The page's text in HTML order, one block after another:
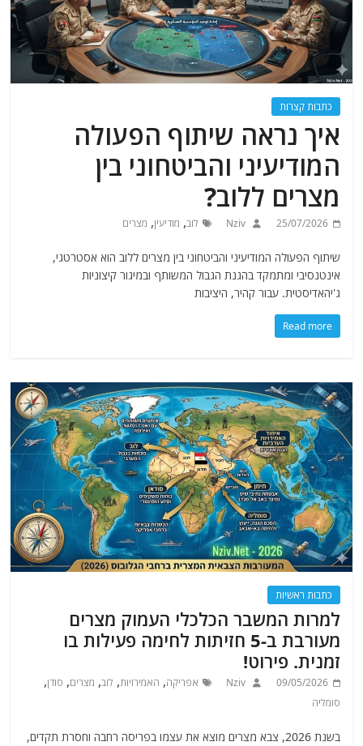
כתבות קצרות
איך נראה שיתוף הפעולה
המודיעיני והביטחוני בין
מצרים ללוב?
25/07/2026
Nziv לוב, מודיעין, מצרים
שיתוף הפעולה המודיעיני והביטחוני בין מצרים ללוב הוא אסטרטגי,
אינטנסיבי ומתמקד בהגנת הגבול המשותף ובמיגור קיצוניות
ג'יהאדיסטית. עבור קהיר, היציבות
Read more
כתבות ראשיות
למרות המשבר הכלכלי העמוק מצרים
מעורבת ב-5 חזיתות לחימה פעילות בו
זמנית. פירוט!
09/05/2026
Nziv אפריקה, האמירויות, לוב, מצרים, סודן,
סומליה
בשנת 2026, צבא מצרים מוצא את עצמו בפריסה רחבה וחסרת תקדים,